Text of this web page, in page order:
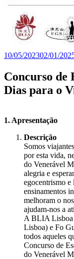
10/05/202302/01/
Concurso de
Dias para o
1. Apresentação
Descrição
Somos
por esta vida,
do Venerável
alegria e
egocentrismo e
ensinamentos
melhoram o
ajudam-nos a
A BLIA Lisboa
Lisboa) e Fo
todos aqueles
Concurso de
do Venerável